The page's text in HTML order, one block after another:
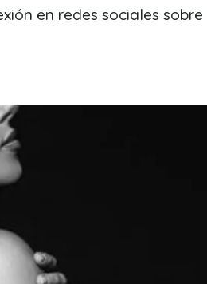
en redes sociales sobre